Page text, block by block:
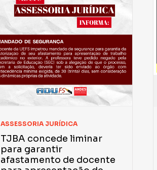
ASSESSORIA JURÍDICA
TJBA concede liminar
para garantir
afastamento de docente